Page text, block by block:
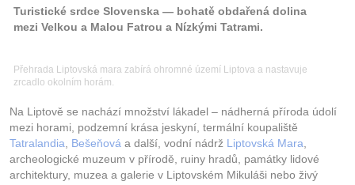
Postup rezervace
Tištěné katalogy
Kontakt
Turistické srdce Slovenska — bohatě obdařená dolina
mezi Velkou a Malou Fatrou a Nízkými Tatrami.
Přehrada Liptovská mara zabírá ohromné území Liptova a nastavuje
zrcadlo okolním horám.
Na Liptově se nachází množství lákadel – nádherná příroda údolí
mezi horami, podzemní krása jeskyní, termální koupaliště
Tatralandia
Bešeňová a další, vodní nádrž Liptovská Mara
archeologické muzeum v přírodě, ruiny hradů, památky lidové
architektury, muzea a galerie v Liptovském Mikuláši nebo živý